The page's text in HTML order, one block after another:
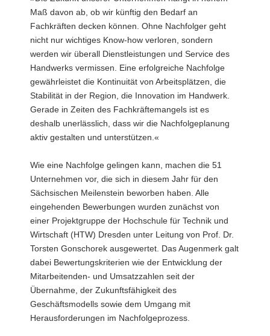
Maß davon ab, ob wir künftig den Bedarf an
Fachkräften decken können. Ohne Nachfolger geht
nicht nur wichtiges Know-how verloren, sondern
werden wir überall Dienstleistungen und Service des
Handwerks vermissen. Eine erfolgreiche Nachfolge
gewährleistet die Kontinuität von Arbeitsplätzen, die
Stabilität in der Region, die Innovation im Handwerk.
Gerade in Zeiten des Fachkräftemangels ist es
deshalb unerlässlich, dass wir die Nachfolgeplanung
aktiv gestalten und unterstützen.«
Wie eine Nachfolge gelingen kann, machen die 51
Unternehmen vor, die sich in diesem Jahr für den
Sächsischen Meilenstein beworben haben. Alle
eingehenden Bewerbungen wurden zunächst von
einer Projektgruppe der Hochschule für Technik und
Wirtschaft (HTW) Dresden unter Leitung von Prof. Dr.
Torsten Gonschorek ausgewertet. Das Augenmerk galt
dabei Bewertungskriterien wie der Entwicklung der
Mitarbeitenden- und Umsatzzahlen seit der
Übernahme, der Zukunftsfähigkeit des
Geschäftsmodells sowie dem Umgang mit
Herausforderungen im Nachfolgeprozess.